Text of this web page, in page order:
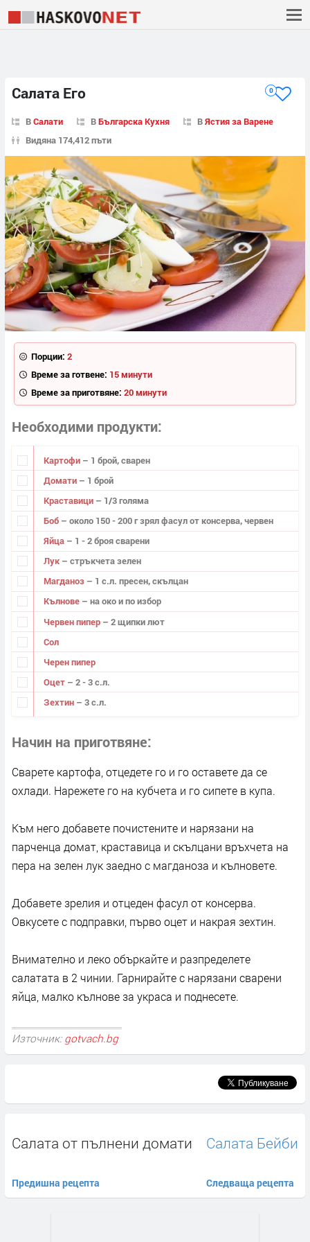
Салата Его 0
ВСалати ВБългарска Кухня ВЯстия за Варене
Видяна 174,412 пъти
Порции: 2
Време за готвене: 15 минути
Време за приготвяне: 20 минути
Необходими продукти
Картофи – 1 брой, сварен
Домати – 1 брой
Краставици – 1/3 голяма
Боб – около 150 - 200 г зрял фасул от консерва, червен
Яйца – 1 - 2 броя сварени
Лук – стръкчета зелен
Магданоз – 1 с.л. пресен, скълцан
Кълнове – на око и по избор
Червен пипер – 2 щипки лют
Сол
Черен пипер
Оцет – 2 - 3 с.л.
Зехтин – 3 с.л.
Начин на приготвяне
Сварете картофа, отцедете го и го оставете да се
охлади. Нарежете го на кубчета и го сипете в купа.
Към него добавете почистените и нарязани на
парченца домат, краставица и скълцани връхчета на
пера на зелен лук заедно с магданоза и кълновете.
Добавете зрелия и отцеден фасул от консерва.
Овкусете с подправки, първо оцет и накрая зехтин.
Внимателно и леко объркайте и разпределете
салатата в 2 чинии. Гарнирайте с нарязани сварени
яйца, малко кълнове за украса и поднесете.
Източник: gotvach.bg
Салата от пълнени домати
Предишна рецепта
Салата Бейби
Следваща рецепта